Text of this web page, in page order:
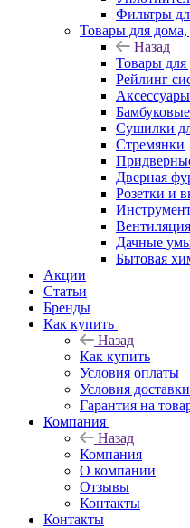
Фильтры
Товары для дома,
Назад
Товары для
Рейлинг
Сушилки
Стремянки
Дверная
Розетки и
Вентиляция
Дачные
Бытовая
Акции
Статьи
Бренды
Как купить
Назад
Как купить
Условия оплаты
Условия доставки
Гарантия на
Компания
Назад
Компания
О компании
Отзывы
Контакты
Контакты